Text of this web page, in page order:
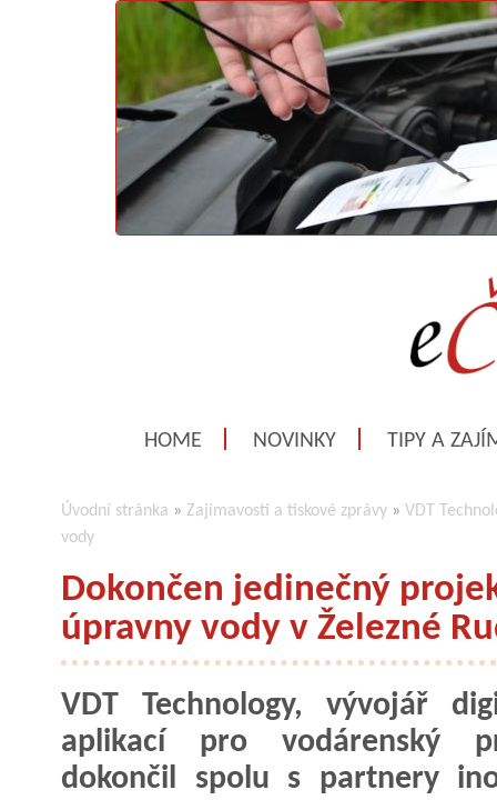
HOME NOVINKY TIPY A
Úvodní stránka » Zajímavosti a tiskové zprávy » VDT
vody
Dokončen jedinečný
úpravny vody v Železné
VDT Technology, vývojář
aplikací pro vodárenský
dokončil spolu s partnery